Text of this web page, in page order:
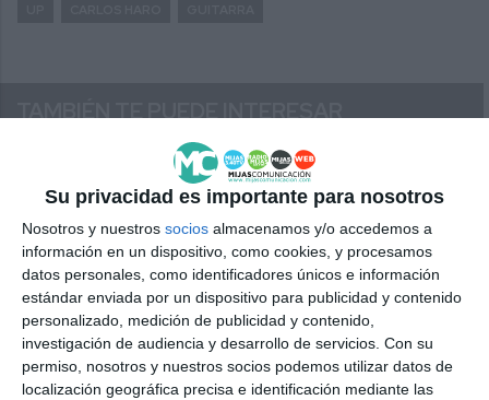
Su privacidad es importante para nosotros
Nosotros y nuestros socios almacenamos y/o accedemos a
información en un dispositivo, como cookies, y procesamos
datos personales, como identificadores únicos e información
estándar enviada por un dispositivo para publicidad y contenido
personalizado, medición de publicidad y contenido,
investigación de audiencia y desarrollo de servicios. Con su
permiso, nosotros y nuestros socios podemos utilizar datos de
localización geográfica precisa e identificación mediante las
TAMBIÉN TE PUEDE INTERESAR
Rosi Campos y Carlos
Haro, protagonistas
de la Peña Flamenca El
Sur de La Cala de Mijas
Tarde de jaleo y
pellizco al son de El
Ecijano y Carlos Haro
en La Cala